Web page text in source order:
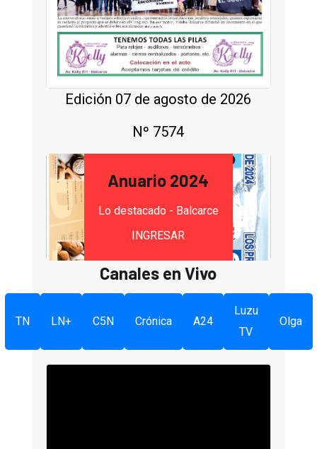
Edición 07 de agosto de 2026
Nº 7574
Anuario 2024
Lo destacado - Balcarce
INGRESAR
Canales en Vivo
TN LN+ C5N Crónica A24
Luzu
TV
Olga